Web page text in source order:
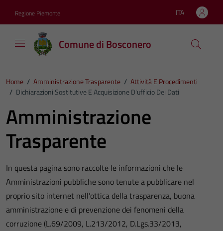
Regione Piemonte Lingua attiva:
ITA
Comune di Bosconero
Home / Amministrazione Trasparente / Attività E Procedimenti
/ Dichiarazioni Sostitutive E Acquisizione D'ufficio Dei Dati
Amministrazione
Trasparente
In questa pagina sono raccolte le informazioni che le
Amministrazioni pubbliche sono tenute a pubblicare nel
proprio sito internet nell’ottica della trasparenza, buona
amministrazione e di prevenzione dei fenomeni della
corruzione (L.69/2009, L.213/2012, D.Lgs.33/2013,